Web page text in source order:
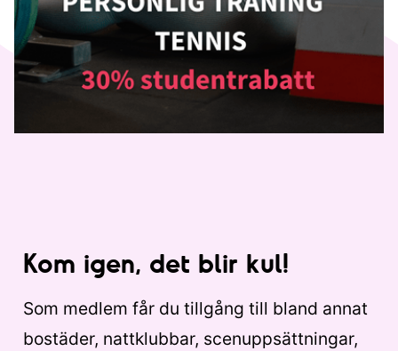
Kom igen, det blir kul!
Som medlem får du tillgång till bland annat
bostäder, nattklubbar, scenuppsättningar,